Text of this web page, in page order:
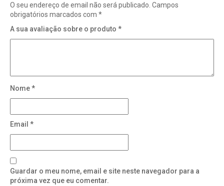
O seu endereço de email não será publicado. Campos
obrigatórios marcados com *
A sua avaliação sobre o produto *
Nome*
Email *
Guardar o meu nome, email e site neste navegador para a
próxima vez que eu comentar.